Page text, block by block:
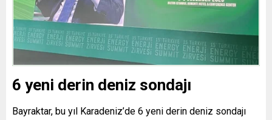
6 yeni derin deniz sondajı
Bayraktar, bu yıl Karadeniz’de 6 yeni derin deniz sondajı